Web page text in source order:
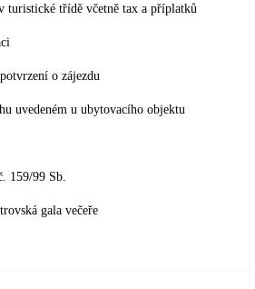
turistické třídě včetně tax a příplatků
o zájezdu
uvedeném u ubytovacího objektu
159/99 Sb.
gala večeře